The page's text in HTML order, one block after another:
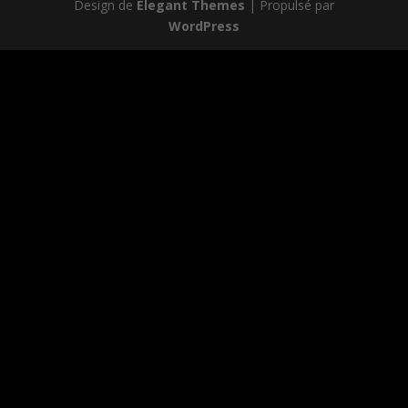
Design de Elegant Themes | Propulsé par
WordPress